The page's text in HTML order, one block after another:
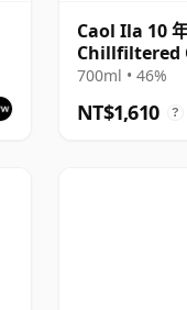
Caol Ila 10
Chillfiltered
700ml • 46%
NT$1,610 ?